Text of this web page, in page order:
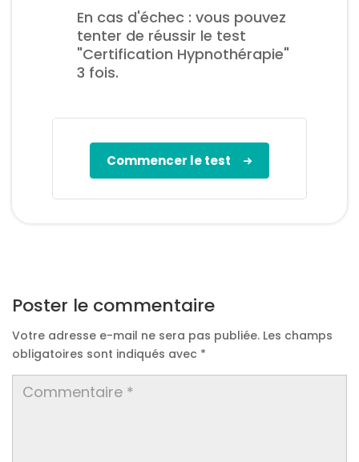
En cas d'échec : vous pouvez
tenter de réussir le test
"Certification Hypnothérapie"
3 fois.
Commencer le test
Poster le commentaire
Votre adresse e-mail ne sera pas publiée. Les champs
obligatoires sont indiqués avec *